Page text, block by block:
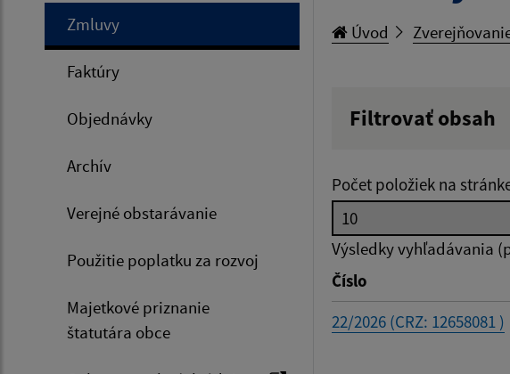
Zmluvy
Faktúry
Objednávky
Archív
Verejné obstarávanie
Použitie poplatku za rozvoj
Majetkové priznanie
štatutára obce
Úvod
Filtrovať obsah
Typ dátumu:
Suma od:
Počet položiek na
Výsledky vyhľadávania
Číslo
22/2026 (CRZ: 12658081 )